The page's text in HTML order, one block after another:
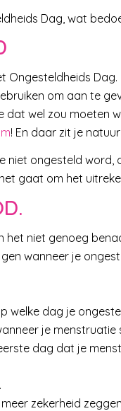
Dag, wat
Ongesteldheids
om aan te
dat wel zou moeten
! En daar zit je
niet ongesteld word,
gaat om het
het niet genoeg
wanneer je
welke dag je
je menstruatie
dag dat je
zekerheid